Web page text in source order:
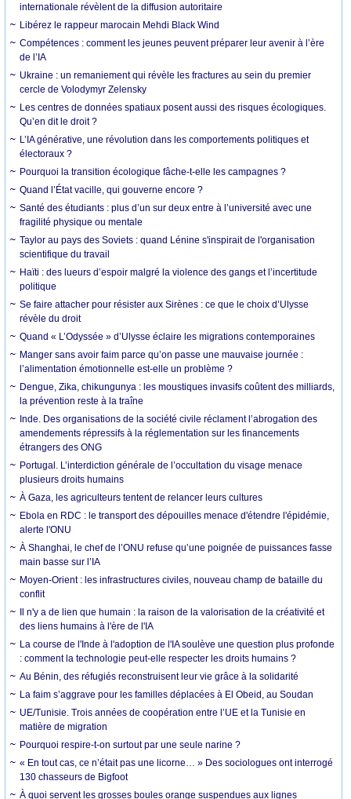
internationale révèlent de la diffusion autoritaire
Libérez le rappeur marocain Mehdi Black Wind
Compétences : comment les jeunes peuvent préparer leur avenir à l’ère
de l’IA
Ukraine : un remaniement qui révèle les fractures au sein du premier
cercle de Volodymyr Zelensky
Les centres de données spatiaux posent aussi des risques écologiques.
Qu’en dit le droit ?
L’IA générative, une révolution dans les comportements politiques et
électoraux ?
Pourquoi la transition écologique fâche-t-elle les campagnes ?
Quand l’État vacille, qui gouverne encore ?
Santé des étudiants : plus d’un sur deux entre à l’université avec une
fragilité physique ou mentale
Taylor au pays des Soviets : quand Lénine s'inspirait de l'organisation
scientifique du travail
Haïti : des lueurs d’espoir malgré la violence des gangs et l’incertitude
politique
Se faire attacher pour résister aux Sirènes : ce que le choix d’Ulysse
révèle du droit
Quand « L’Odyssée » d’Ulysse éclaire les migrations contemporaines
Manger sans avoir faim parce qu’on passe une mauvaise journée :
l’alimentation émotionnelle est-elle un problème ?
Dengue, Zika, chikungunya : les moustiques invasifs coûtent des milliards,
la prévention reste à la traîne
Inde. Des organisations de la société civile réclament l’abrogation des
amendements répressifs à la réglementation sur les financements
étrangers des ONG
Portugal. L’interdiction générale de l’occultation du visage menace
plusieurs droits humains
À Gaza, les agriculteurs tentent de relancer leurs cultures
Ebola en RDC : le transport des dépouilles menace d'étendre l'épidémie,
alerte l'ONU
À Shanghai, le chef de l’ONU refuse qu’une poignée de puissances fasse
main basse sur l’IA
Moyen-Orient : les infrastructures civiles, nouveau champ de bataille du
conflit
Il n'y a de lien que humain : la raison de la valorisation de la créativité et
des liens humains à l'ère de l'IA
La course de l'Inde à l'adoption de l'IA soulève une question plus profonde
: comment la technologie peut-elle respecter les droits humains ?
Au Bénin, des réfugiés reconstruisent leur vie grâce à la solidarité
La faim s’aggrave pour les familles déplacées à El Obeid, au Soudan
UE/Tunisie. Trois années de coopération entre l’UE et la Tunisie en
matière de migration
Pourquoi respire-t-on surtout par une seule narine ?
« En tout cas, ce n’était pas une licorne… » Des sociologues ont interrogé
130 chasseurs de Bigfoot
À quoi servent les grosses boules orange suspendues aux lignes